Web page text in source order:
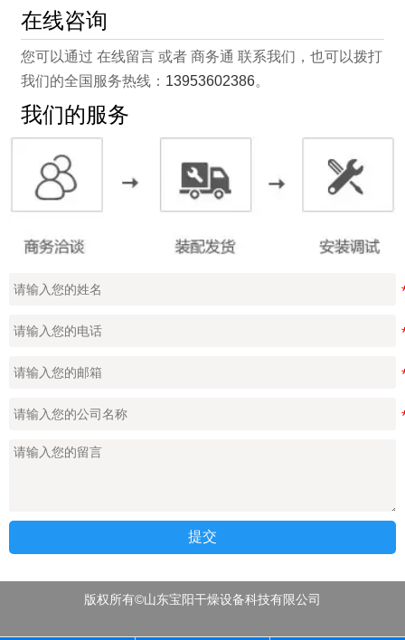
在线咨询
您可以通过 在线留言 或者 商务通 联系我们，也可以拨打
我们的全国服务热线： 13953602386。
我们的服务
提交
版权所有©山东宝阳干燥设备科技有限公司